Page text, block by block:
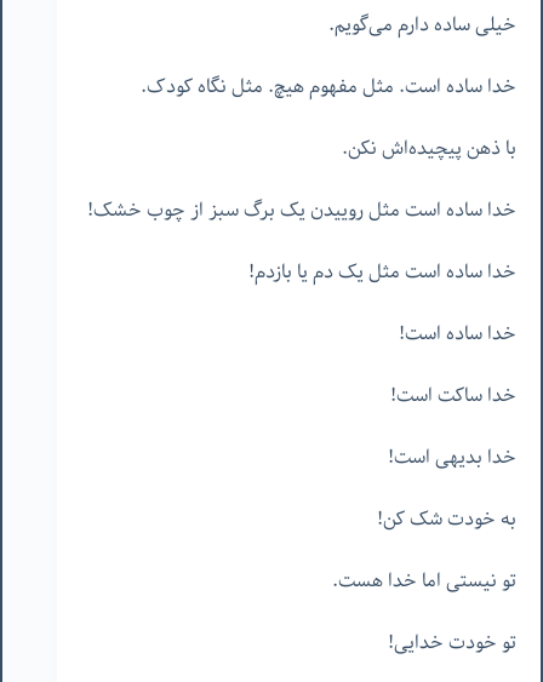
خیلی ساده دارم می‌گویم.
خدا ساده است. مثل مفهوم هیچ. مثل نگاه کودک.
با ذهن پیچیده‌اش نکن.
خدا ساده است مثل روییدن یک برگ سبز از چوب خشک!
خدا ساده است مثل یک دم یا بازدم!
خدا ساده است!
خدا ساکت است!
خدا بدیهی است!
به خودت شک کن!
تو نیستی اما خدا هست.
تو خودت خدایی!